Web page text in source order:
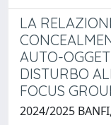
LA
AUTO-
DISTURBO
FOCUS
2024/2025